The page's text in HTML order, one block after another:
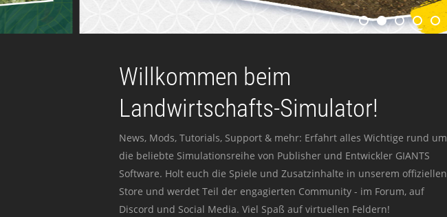
Willkommen beim
Landwirtschafts-Simulator!
News, Mods, Tutorials, Support & mehr: Erfahrt alles Wichtige rund um
die beliebte Simulationsreihe von Publisher und Entwickler GIANTS
Software. Holt euch die Spiele und Zusatzinhalte in unserem offiziellen
Store und werdet Teil der engagierten Community - im Forum, auf
Discord und Social Media. Viel Spaß auf virtuellen Feldern!